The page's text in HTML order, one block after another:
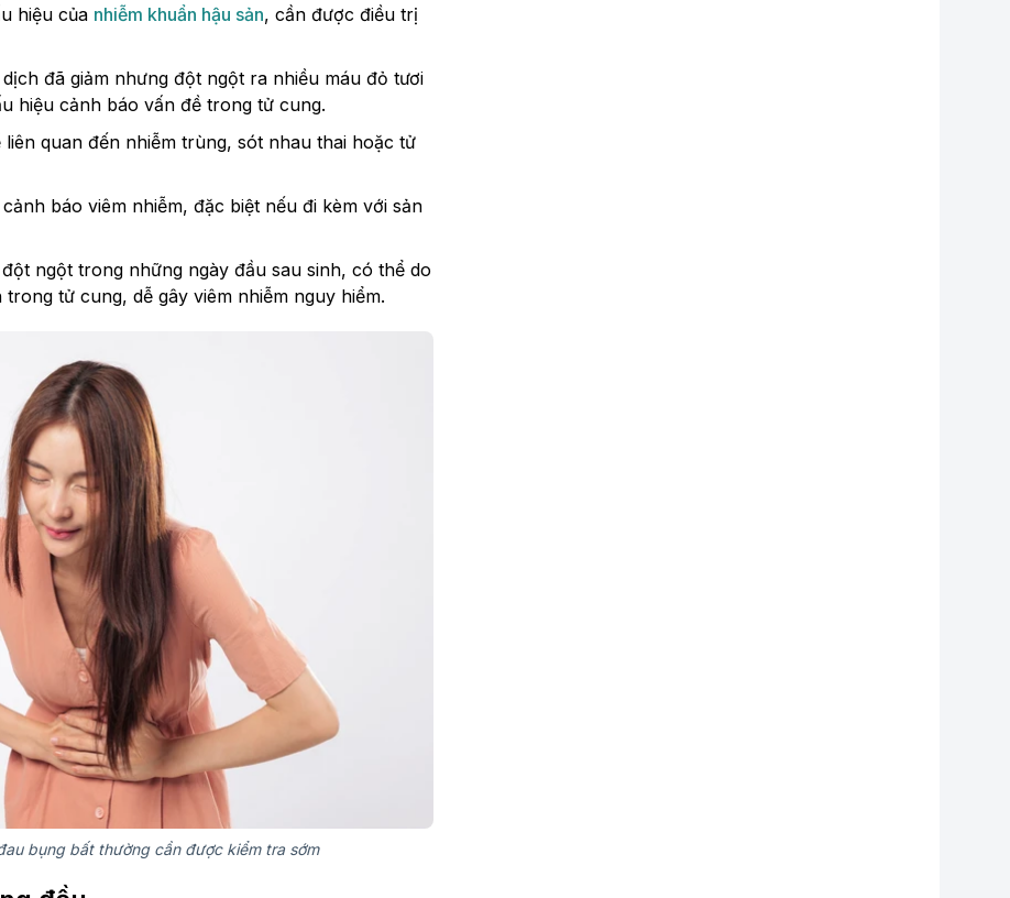
hiệu của nhiễm khuẩn hậu sản, cần được điều trị
đã giảm nhưng đột ngột ra nhiều máu đỏ tươi
hiệu cảnh báo vấn đề trong tử cung.
quan đến nhiễm trùng, sót nhau thai hoặc tử
báo viêm nhiễm, đặc biệt nếu đi kèm với sản
ngột trong những ngày đầu sau sinh, có thể do
tử cung, dễ gây viêm nhiễm nguy hiểm.
bụng bất thường cần được kiểm tra sớm